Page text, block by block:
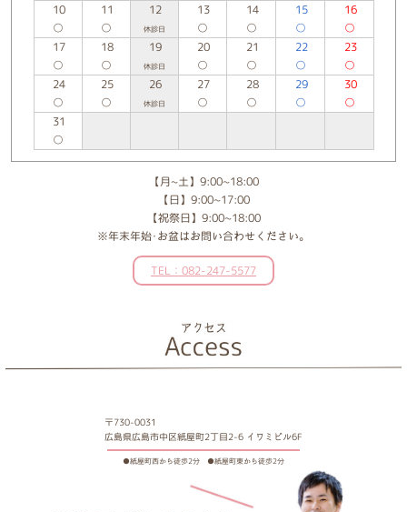
10
○
11
○
12
休診日
13
○
14
○
15
○
16
○
17
○
18
○
19
休診日
20
○
21
○
22
○
23
○
24
○
25
○
26
休診日
27
○
28
○
29
○
30
○
31
○
【月~土】9:00~18:00
【日】9:00~17:00
【祝祭日】9:00~18:00
※年末年始･お盆はお問い合わせください。
TEL：082-247-5577
〒730-0031
広島県広島市中区紙屋町2丁目2-6 イワミビル6F
●紙屋町西から徒歩2分 ●紙屋町東から徒歩2分